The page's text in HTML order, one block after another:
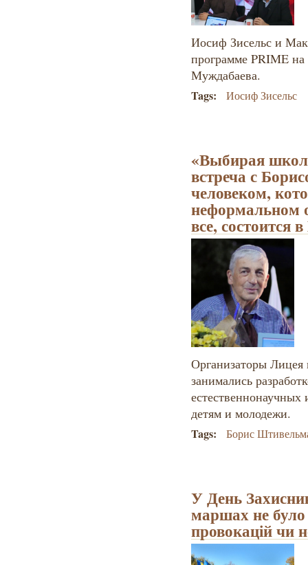
Иосиф Зисельс и
программе PRIME
Муждабаева.
Tags: Иосиф Зисельс
«Выбирая
встреча с
человеком,
неформальном
все, состоится
Организаторы Лицея
занимались
детям и молодежи.
Tags: Борис
У День
маршах не було
провокацій чи